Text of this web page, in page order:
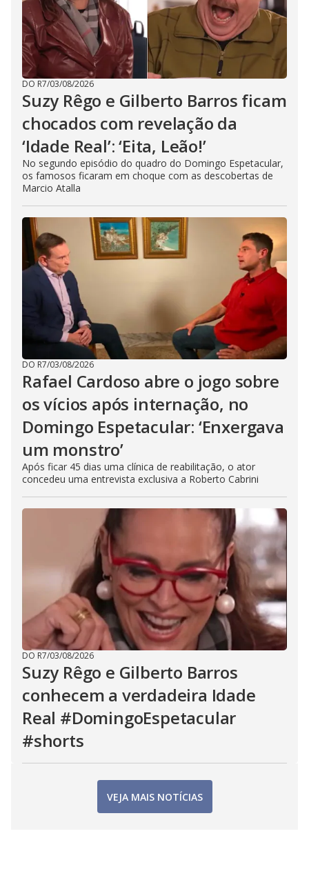
DO R7/03/08/2026
Suzy Rêgo e Gilberto Barros ficam
chocados com revelação da
‘Idade Real’: ‘Eita, Leão!’
No segundo episódio do quadro do Domingo Espetacular,
os famosos ficaram em choque com as descobertas de
Marcio Atalla
DO R7/03/08/2026
Rafael Cardoso abre o jogo sobre
os vícios após internação, no
Domingo Espetacular: ‘Enxergava
um monstro’
Após ficar 45 dias uma clínica de reabilitação, o ator
concedeu uma entrevista exclusiva a Roberto Cabrini
DO R7/03/08/2026
Suzy Rêgo e Gilberto Barros
conhecem a verdadeira Idade
Real #DomingoEspetacular
#shorts
VEJA MAIS NOTÍCIAS